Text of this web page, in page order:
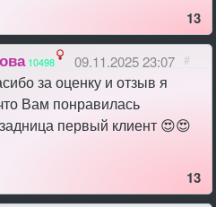
13
10498 09.11.2025 23:07 #
за оценку и отзыв я
Вам понравилась
первый клиент 😍😍
13